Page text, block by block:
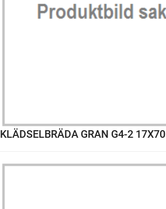
KLÄDSELBRÄDA GRAN G4-2 17X70